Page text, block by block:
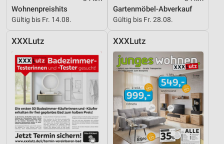
Wohnenpreishits
Gültig bis Fr. 14.08.
Gartenmöbel-Abverkauf
Gültig bis Fr. 28.08.
XXXLutz XXXLutz